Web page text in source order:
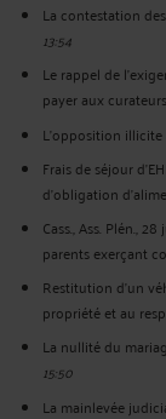
La contestation
13:54
Le rappel de
payer aux
L’opposition
Frais de séjour
d'obligation
Cass., Ass. Plén.,
parents exerçant
Restitution d'un
propriété et au
La nullité du
15:50
La mainlevée